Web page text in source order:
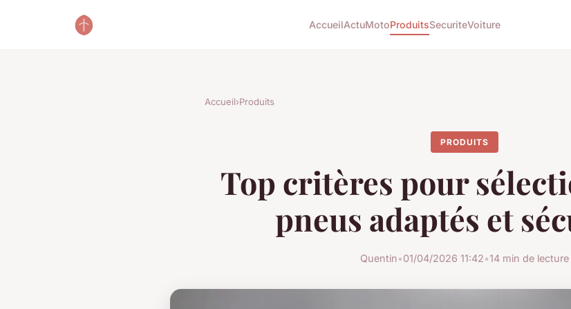
AccueilActuMotoProduitsSecuriteVoiture
Accueil›Produits
PRODUITS
Top critères pour
pneus adaptés et
Quentin•01/04/2026 11:42•14 min de lecture